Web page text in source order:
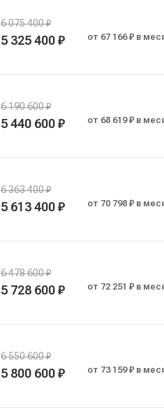
6 075 400 ₽
5 325 400 ₽ от 67 166 ₽ в
6 190 600 ₽
5 440 600 ₽ от 68 619 ₽ в
6 363 400 ₽
5 613 400 ₽ от 70 798 ₽ в
6 478 600 ₽
5 728 600 ₽ от 72 251 ₽ в
6 550 600 ₽
5 800 600 ₽ от 73 159 ₽ в